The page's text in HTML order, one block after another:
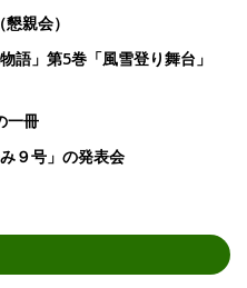
親会）
語」第5巻「風雪登り舞台」
一冊
９号」の発表会